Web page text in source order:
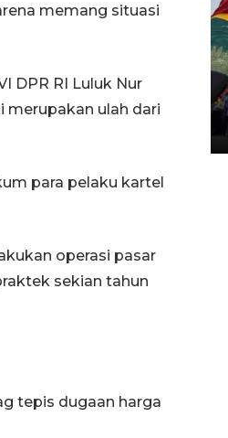
memang situasi
DPR RI Luluk Nur
merupakan ulah dari
para pelaku kartel
operasi pasar
sekian tahun
tepis dugaan harga
konstruksi jalan
di Sumbar